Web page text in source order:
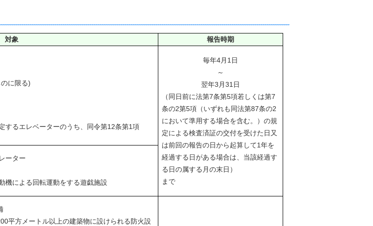
対象 報告時期
に限る)
るエレベーターのうち、同令第12条第1項
毎年4月1日
～
翌年3月31日
（同日前に法第7条第5項若しくは第7
条の2第5項（いずれも同法第87条の2
において準用する場合を含む。）の規
定による検査済証の交付を受けた日又
は前回の報告の日から起算して1年を
経過する日がある場合は、当該経過す
る日の属する月の末日）
まで
ーター
機による回転運動をする遊戯施設
平方メートル以上の建築物に設けられる防火設